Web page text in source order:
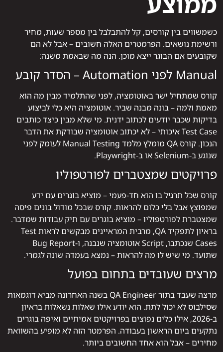
כשמשווים בין קורסים, קל להתבלבל בין מספר שעות, מחיר
ורשימת נושאים. הפרמטרים האלה חשובים – אבל לא הם
שקובעים אם הבוגר ייצא מוכן. הנה מה שבאמת משנה:
Manual לפני Automation – הסדר קובע
קורס שמתחיל ישר באוטומציה, לפני שהתלמיד מבין מה הוא
מאמת ולמה – בונה מבנה שביר. אוטומציה היא כלי לביצוע
בדיקות שכבר יודעים לכתוב ידנית. מי שלא מבין כיצד כותבים
Test Case איכותי – לא יכתוב אוטומציה שבודקת את הדבר
הנכון. קורס QA מומלץ מלמד Manual Testing לעומק לפני
שנוגע ב-Selenium או ב-Playwright.
פרויקטים שמצטברים לפורטפוליו
קורס שכל תרגיל בו הוא חד-פעמי – מוציא בוגרים עם ידע
שמפוצץ אבל בלי כלום להראות. קורס שבכל מודול בונים פיסה
שמצטברת לפורטפוליו – מוציא בוגרים עם תיק עבודות שמדבר.
בראיון לתפקיד QA, מרבית המראיינים מבקשים לראות Test
Cases שנכתבו, Script אוטומציה שנבנה, ו-Bug Report
שתועד. מי שיש לו מה להראות – נמצא בעמדה שונה לגמרי.
מרצים שעובדים בתחום בפועל
מרצה שעבד בתור QA Engineer בשנה האחרונה מביא דוגמאות
שסילבוס לא יכול לתת. הוא יודע אילו שאלות נשאלות בראיון
ב-2026, אילו כלים נפוצים בפרויקטים אמיתיים ואיפה בוגרים
נתקעים ביום הראשון בעבודה. הפרמטר הזה לא מופיע בהשוואת
מחירים – אבל הוא אחד החשובים ביותר.